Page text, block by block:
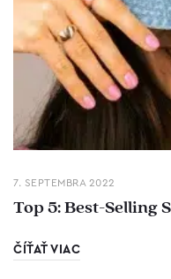
7. SEPTEMBRA 2022
Top 5: Best-Selling
ČÍŤAŤ VIAC